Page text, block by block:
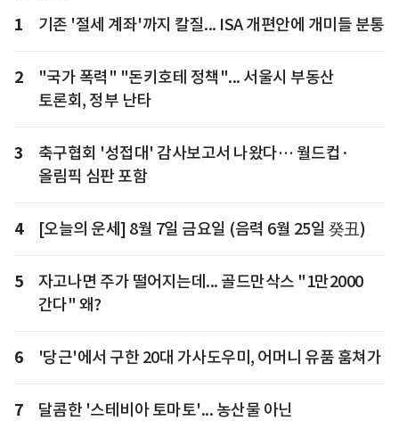
1 기존 '절세 계좌'까지 칼질... ISA 개편안에 개미들 분통
2
"국가 폭력" "돈키호테 정책"... 서울시 부동산
토론회, 정부 난타
3
축구협회 '성접대' 감사보고서 나왔다… 월드컵·
올림픽 심판 포함
4 [오늘의 운세] 8월 7일 금요일 (음력 6월 25일 癸丑)
5
자고나면 주가 떨어지는데... 골드만삭스 "1만2000
간다" 왜?
6 '당근'에서 구한 20대 가사도우미, 어머니 유품 훔쳐가
7
달콤한 '스테비아 토마토'... 농산물 아닌